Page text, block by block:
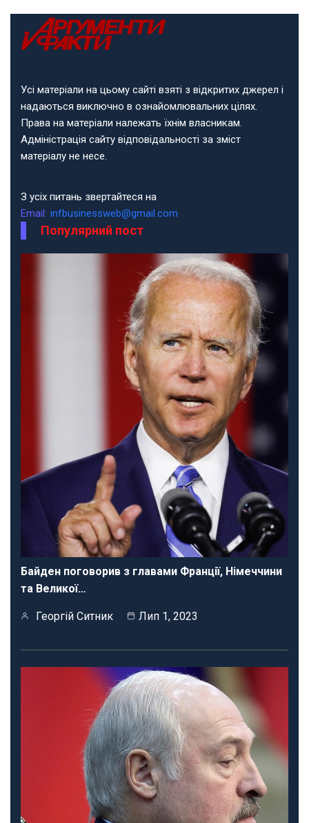
Усі матеріали на цьому сайті взяті з відкритих джерел і
надаються виключно в ознайомлювальних цілях.
Права на матеріали належать їхнім власникам.
Адміністрація сайту відповідальності за зміст
матеріалу не несе.
З усіх питань звертайтеся на
Email: infbusinessweb@gmail.com
Популярний пост
Байден поговорив з главами Франції, Німеччини
та Великої…
Георгій Ситник Лип 1, 2023